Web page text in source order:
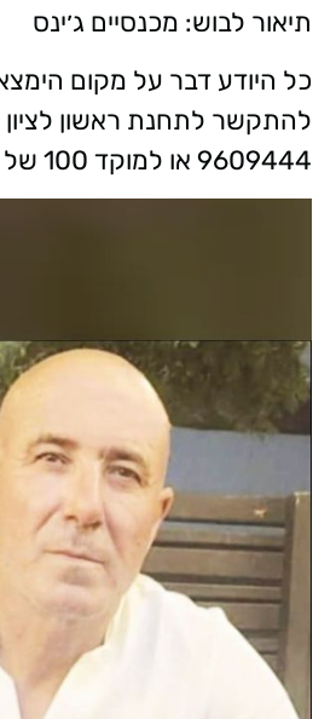
תיאור לבוש: מכנסיים ג׳ינס
כל היודע דבר על מקום
9609444 או למוקד 100 של משטרת ישראל.